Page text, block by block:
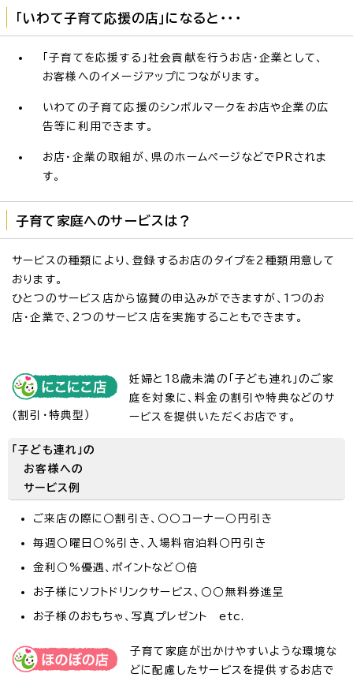
「いわて子育て応援の店」になると・・・
「子育てを応援する」社会貢献を行うお店・企業として、
お客様へのイメージアップにつながります。
いわての子育て応援のシンボルマークをお店や企業の広
告等に利用できます。
お店・企業の取組が、県のホームページなどでPRされま
す。
子育て家庭へのサービスは？
サービスの種類により、登録するお店のタイプを2種類用意して
おります。
ひとつのサービス店から協賛の申込みができますが、1つのお
店・企業で、2つのサービス店を実施することもできます。
(割引・特典型）
妊婦と18歳未満の「子ども連れ」のご家
庭を対象に、料金の割引や特典などのサ
ービスを提供いただくお店です。
「子ども連れ」の
お客様への
サービス例
ご来店の際に○割引き、○○コーナー○円引き
毎週○曜日○％引き、入場料宿泊料○円引き
金利○%優遇、ポイントなど○倍
お子様にソフトドリンクサービス、○○無料券進呈
お子様のおもちゃ、写真プレゼント etc.
子育て家庭が出かけやすいような環境な
どに配慮したサービスを提供するお店で